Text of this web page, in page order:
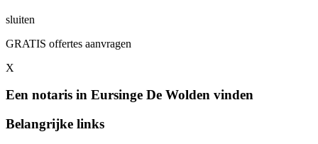
sluiten
GRATIS offertes aanvragen
X
Een notaris in Eursinge De Wolden vinden
Belangrijke links